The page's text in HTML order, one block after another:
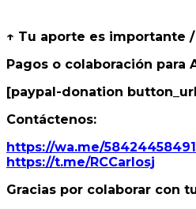
↑ Tu aporte es importante
Pagos o colaboración para
[paypal-donation
Contáctenos:
https://wa.me/
https://t.me/RCCarlosj
Gracias por colaborar con